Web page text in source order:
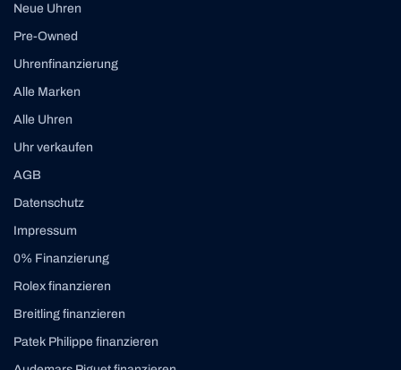
Neue Uhren
Pre-Owned
Uhrenfinanzierung
Alle Marken
Alle Uhren
Uhr verkaufen
AGB
Datenschutz
Impressum
0% Finanzierung
Rolex finanzieren
Breitling finanzieren
Patek Philippe finanzieren